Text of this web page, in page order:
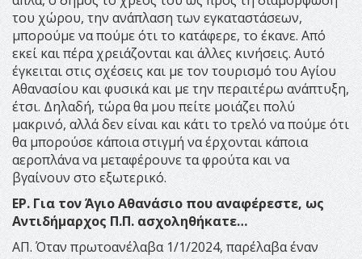
του χώρου, την ανάπλαση των εγκαταστάσεων,
μπορούμε να πούμε ότι το κατάφερε, το έκανε. Από
εκεί και πέρα χρειάζονται και άλλες κινήσεις. Αυτό
έγκειται στις σχέσεις και με τον τουρισμό του Αγίου
Αθανασίου και φυσικά και με την περαιτέρω ανάπτυξη,
έτσι. Δηλαδή, τώρα θα μου πείτε μοιάζει πολύ
μακρινό, αλλά δεν είναι και κάτι το τρελό να πούμε ότι
θα μπορούσε κάποια στιγμή να έρχονται κάποια
αεροπλάνα να μεταφέρουνε τα φρούτα και να
βγαίνουν στο εξωτερικό.
ΕΡ. Για τον Άγιο Αθανάσιο που αναφέρεστε, ως
Αντιδήμαρχος Π.Π. ασχοληθήκατε…
ΑΠ. Όταν πρωτοανέλαβα 1/1/2024, παρέλαβα έναν